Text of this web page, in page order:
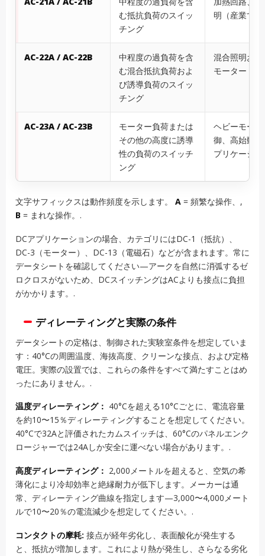
む抵抗負荷のスイッ
チング
明（産業で
AC-22A / AC-22B
中程度の過負荷を含
む混合抵抗負荷およ
び誘導負荷のスイッ
チング
混合照明お
モーター
AC-23A / AC-23B
モーター負荷または
その他の高度に誘導
性の負荷のスイッチ
ング
ヘビーモー
御、高始動
プリケーシ
文字サフィックスは動作頻度を示します。 A = 頻繁な操作、,
B = まれな操作。.
DCアプリケーションの場合、カテゴリにはDC-1（抵抗）、
DC-3（モーター）、DC-13（電磁石）などが含まれます。常に
データシートを確認してください—アークを自然に消弧するゼ
ロクロスがないため、DCスイッチングはACよりも接点に負担
がかかります。.
ディレーティングと実際の条件
データシートの定格は、制御された実験室条件を想定していま
す：40°Cの周囲温度、海抜高度、クリーンな接点、および定格
電圧。実際の設置では、これらの条件をすべて満たすことはめ
ったにありません。.
温度ディレーティング： 40°Cを超える10°Cごとに、電流容量
を約10〜15％ディレーティングすることを想定してください。
40°Cで32Aと評価されたカムスイッチは、60°Cのパネルエンク
ロージャーでは24Aしか安全に運べない場合があります。.
高度ディレーティング： 2,000メートルを超えると、空気の希
薄化により冷却効率と絶縁耐力が低下します。メーカーは通
常、ディレーティング曲線を指定します—3,000〜4,000メート
ルで10〜20％の電流減少を想定してください。.
コンタクトの摩耗: 接点が経年劣化し、表面酸化が発生する
と、抵抗が増加します。これにより熱が発生し、さらなる劣化